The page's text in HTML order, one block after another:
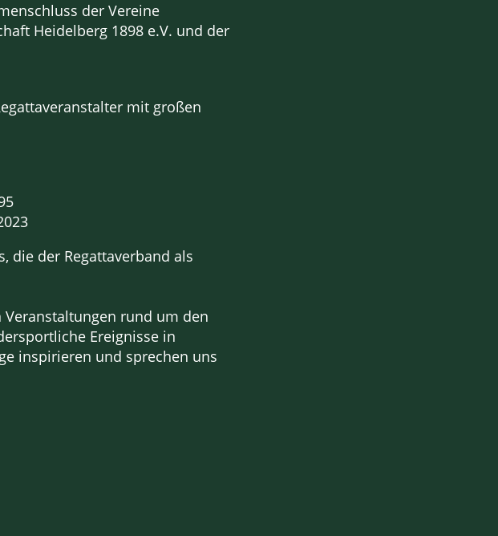
der Vereine
Heidelberg 1898 e.V. und der
mit großen
die der Regattaverband als
rund um den
Ereignisse in
inspirieren und sprechen uns